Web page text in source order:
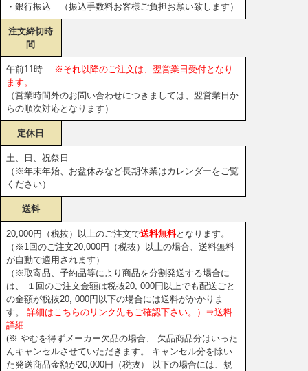
・銀行振込 （振込手数料お客様ご負担お願い致します）
注文締切時
間
午前11時
※それ以降のご注文は、翌営業日受付となり
ます。
（営業時間外のお問い合わせにつきましては、翌営業日か
らの順次対応となります）
定休日
土、日、祝祭日
（※年末年始、お盆休みなど長期休業はカレンダーをご覧
ください）
送料
20,000円（税抜）以上のご注文で送料無料となります。
（※1回のご注文20,000円（税抜）以上の場合、送料無料
が自動で適用されます）
（※取寄品、予約品等により商品を分割発送する場合に
は、 １回のご注文金額は税抜20, 000円以上でも配送ごと
の金額が税抜20, 000円以下の場合には送料がかかりま
す。
詳細はこちらのリンク先もご確認下さい。）⇒送料
詳細
(※ やむを得ずメーカー欠品の場合、 欠品商品分はいった
んキャンセルさせていただきます。 キャンセル分を除い
た発送商品金額が20,000円（税抜） 以下の場合には、規